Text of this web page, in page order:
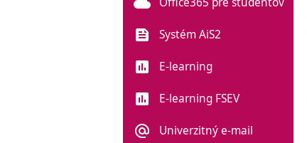
feed Systém AiS2
poll E-learning
poll E-learning FSEV
alternate_email Univerzitný e-mail